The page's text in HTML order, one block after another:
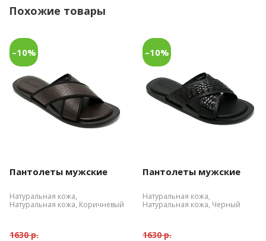
Похожие товары
–10%
Пантолеты мужские
Натуральная кожа,
Натуральная кожа, Коричневый
1630 р.
–10%
Пантолеты мужские
Натуральная кожа,
Натуральная кожа, Черный
1630 р.